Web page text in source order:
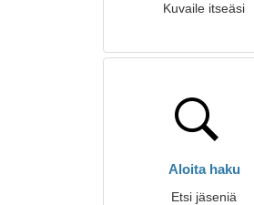
Kuvaile itseäsi
Aloita haku
Etsi jäseniä